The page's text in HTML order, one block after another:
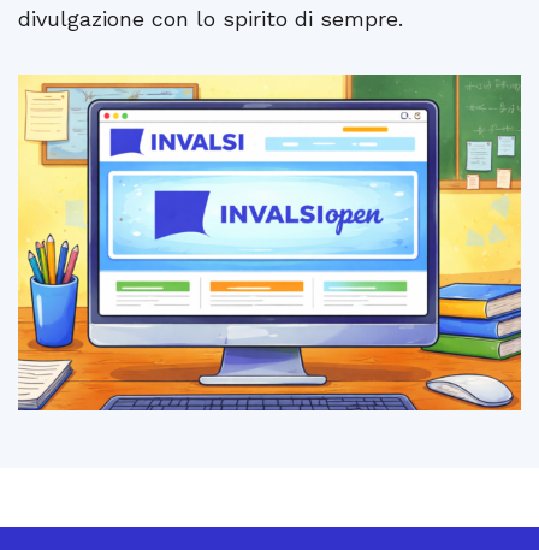
divulgazione con lo spirito di sempre.